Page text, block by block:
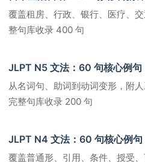
覆盖租房、行政、银行、医疗、
整句库收录 400 句
JLPT N5 文法：60 句核心例句
从名词句、助词到动词变形，附
完整句库收录 200 句
JLPT N4 文法：60 句核心例句
覆盖普通形、引用、条件、授受